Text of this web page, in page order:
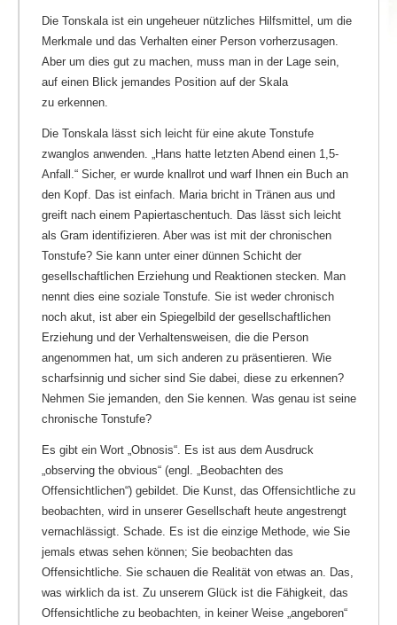
Die Tonskala ist ein ungeheuer nützliches Hilfsmittel, um die
Merkmale und das Verhalten einer Person vorherzusagen.
Aber um dies gut zu machen, muss man in der Lage sein,
auf einen Blick jemandes Position auf der Skala
zu erkennen.
Die Tonskala lässt sich leicht für eine akute Tonstufe
zwanglos anwenden. „Hans hatte letzten Abend einen 1,5-
Anfall.“ Sicher, er wurde knallrot und warf Ihnen ein Buch an
den Kopf. Das ist einfach. Maria bricht in Tränen aus und
greift nach einem Papiertaschentuch. Das lässt sich leicht
als Gram identifizieren. Aber was ist mit der chronischen
Tonstufe? Sie kann unter einer dünnen Schicht der
gesellschaftlichen Erziehung und Reaktionen stecken. Man
nennt dies eine soziale Tonstufe. Sie ist weder chronisch
noch akut, ist aber ein Spiegelbild der gesellschaftlichen
Erziehung und der Verhaltensweisen, die die Person
angenommen hat, um sich anderen zu präsentieren. Wie
scharfsinnig und sicher sind Sie dabei, diese zu erkennen?
Nehmen Sie jemanden, den Sie kennen. Was genau ist seine
chronische Tonstufe?
Es gibt ein Wort „Obnosis“. Es ist aus dem Ausdruck
„observing the obvious“ (engl. „Beobachten des
Offensichtlichen“) gebildet. Die Kunst, das Offensichtliche zu
beobachten, wird in unserer Gesellschaft heute angestrengt
vernachlässigt. Schade. Es ist die einzige Methode, wie Sie
jemals etwas sehen können; Sie beobachten das
Offensichtliche. Sie schauen die Realität von etwas an. Das,
was wirklich da ist. Zu unserem Glück ist die Fähigkeit, das
Offensichtliche zu beobachten, in keiner Weise „angeboren“